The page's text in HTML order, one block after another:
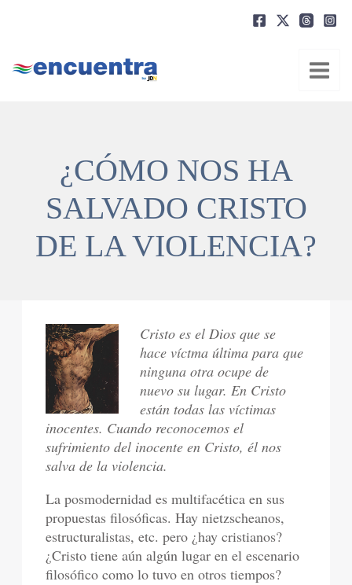
¿CÓMO NOS HA
SALVADO CRISTO
DE LA VIOLENCIA?
Cristo es el Dios que se
hace víctma última para que
ninguna otra ocupe de
nuevo su lugar. En Cristo
están todas las víctimas
inocentes. Cuando reconocemos el
sufrimiento del inocente en Cristo, él nos
salva de la violencia.
La posmodernidad es multifacética en sus
propuestas filosóficas. Hay nietzscheanos,
estructuralistas, etc. pero ¿hay cristianos?
¿Cristo tiene aún algún lugar en el escenario
filosófico como lo tuvo en otros tiempos?